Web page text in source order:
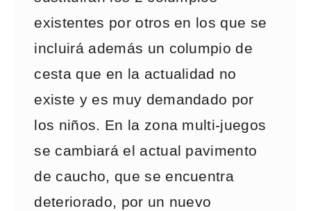
existentes por otros en los que se
incluirá además un columpio de
cesta que en la actualidad no
existe y es muy demandado por
los niños. En la zona multi-juegos
se cambiará el actual pavimento
de caucho, que se encuentra
deteriorado, por un nuevo